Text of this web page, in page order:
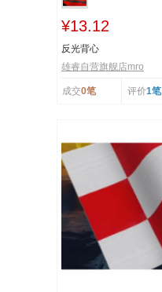
¥13.12
反光背心
雄睿自营旗舰店mro
成交0笔 评价1笔